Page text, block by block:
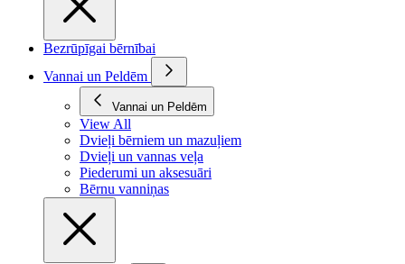
Bezrūpīgai bērnībai
Vannai un Peldēm
Vannai un Peldēm
View All
Dvieļi bērniem un mazuļiem
Dvieļi un vannas veļa
Piederumi un aksesuāri
Bērnu vanniņas